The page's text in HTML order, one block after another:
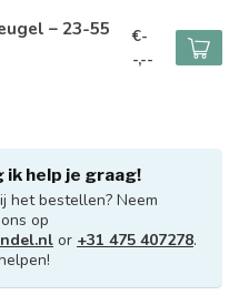
– 23-55
€-
-,--
ik help je graag!
het bestellen? Neem
op
or +31 475 407278.